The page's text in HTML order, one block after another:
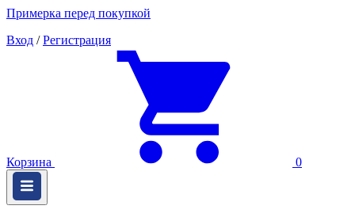
Примерка перед покупкой
Вход / Регистрация
Корзина 0